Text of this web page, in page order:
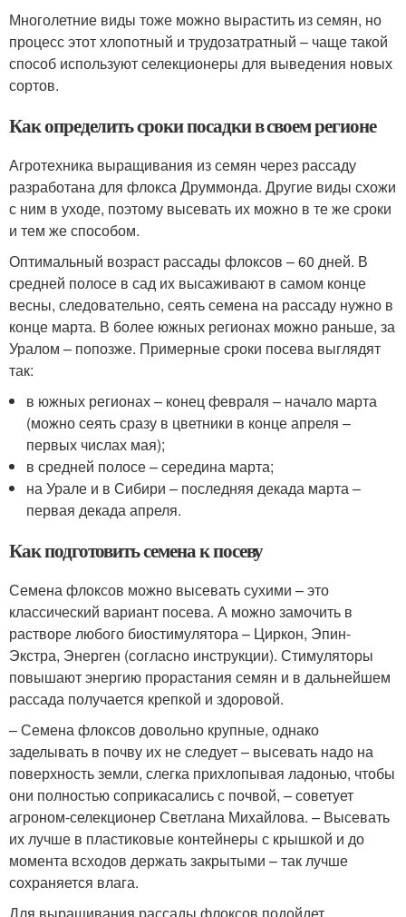
Многолетние виды тоже можно вырастить из семян, но
процесс этот хлопотный и трудозатратный – чаще такой
способ используют селекционеры для выведения новых
сортов.
Как определить сроки посадки в своем регионе
Агротехника выращивания из семян через рассаду
разработана для флокса Друммонда. Другие виды схожи
с ним в уходе, поэтому высевать их можно в те же сроки
и тем же способом.
Оптимальный возраст рассады флоксов – 60 дней. В
средней полосе в сад их высаживают в самом конце
весны, следовательно, сеять семена на рассаду нужно в
конце марта. В более южных регионах можно раньше, за
Уралом – попозже. Примерные сроки посева выглядят
так:
в южных регионах – конец февраля – начало марта
(можно сеять сразу в цветники в конце апреля –
первых числах мая);
в средней полосе – середина марта;
на Урале и в Сибири – последняя декада марта –
первая декада апреля.
Как подготовить семена к посеву
Семена флоксов можно высевать сухими – это
классический вариант посева. А можно замочить в
растворе любого биостимулятора – Циркон, Эпин-
Экстра, Энерген (согласно инструкции). Стимуляторы
повышают энергию прорастания семян и в дальнейшем
рассада получается крепкой и здоровой.
– Семена флоксов довольно крупные, однако
заделывать в почву их не следует – высевать надо на
поверхность земли, слегка прихлопывая ладонью, чтобы
они полностью соприкасались с почвой, – советует
агроном-селекционер Светлана Михайлова. – Высевать
их лучше в пластиковые контейнеры с крышкой и до
момента всходов держать закрытыми – так лучше
сохраняется влага.
Для выращивания рассады флоксов подойдет